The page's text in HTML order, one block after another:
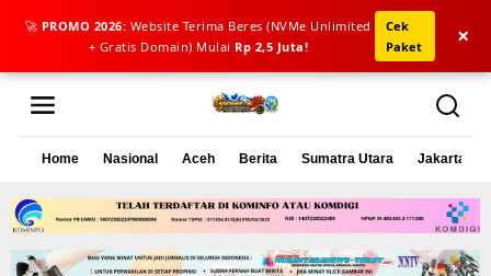
🚀 PROMO 2026: Website Terima Beres (NVMe Unlimited
+ Gratis Domain) Mulai Rp 2,5 Juta!
Cek
Paket
×
L
Home Nasional Aceh Berita Sumatra Utara Jakarta